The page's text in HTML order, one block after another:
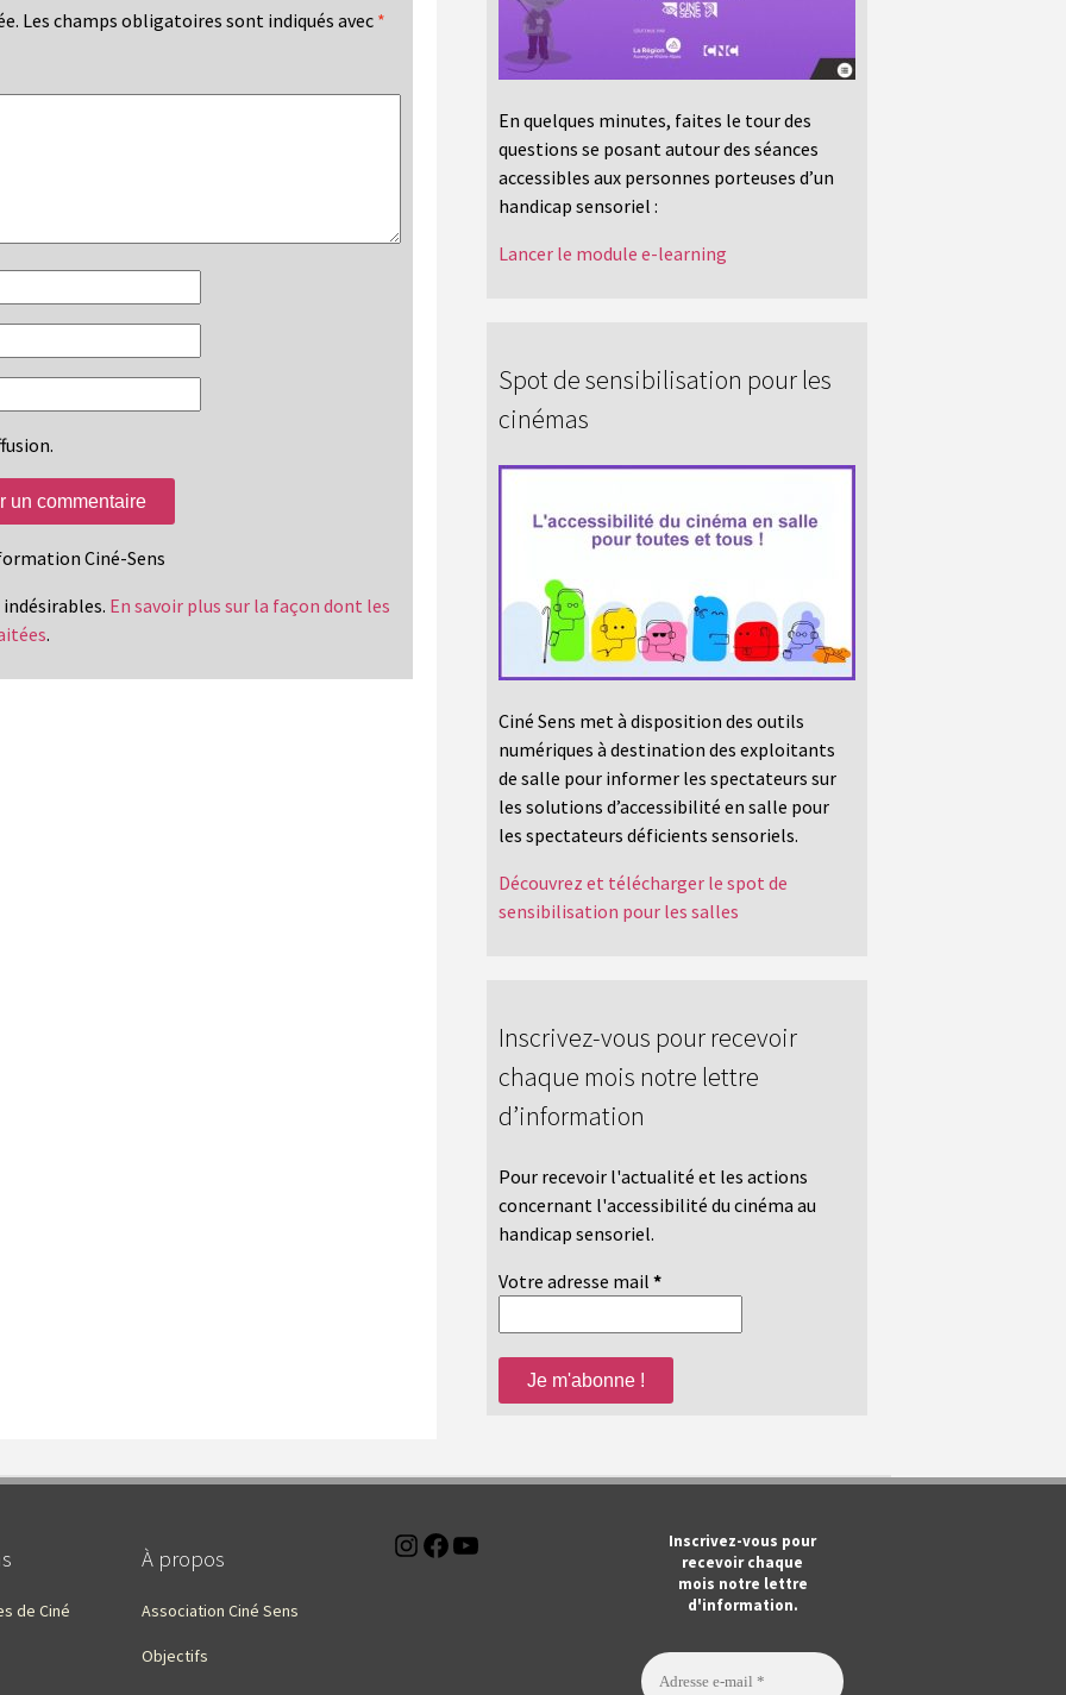
Les champs obligatoires sont indiqués avec *
Ciné-Sens
En savoir plus sur la façon dont les
.
En quelques minutes, faites le tour des
questions se posant autour des séances
accessibles aux personnes porteuses d’un
handicap sensoriel :
Lancer le module e-learning
Spot de sensibilisation pour les
cinémas
Ciné Sens met à disposition des outils
numériques à destination des exploitants
de salle pour informer les spectateurs sur
les solutions d’accessibilité en salle pour
les spectateurs déficients sensoriels.
Découvrez et télécharger le spot de
sensibilisation pour les salles
Inscrivez-vous pour recevoir
chaque mois notre lettre
d’information
Pour recevoir l'actualité et les actions
concernant l'accessibilité du cinéma au
handicap sensoriel.
Votre adresse mail *
de Ciné
À propos
Association Ciné Sens
Objectifs
Instagram
Facebook
Inscrivez-vous pour
recevoir chaque
mois notre lettre
d'information.